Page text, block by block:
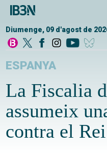
Diumenge, 09 d'agost de
ESPANYA
La Fiscalia
assumeix
contra el